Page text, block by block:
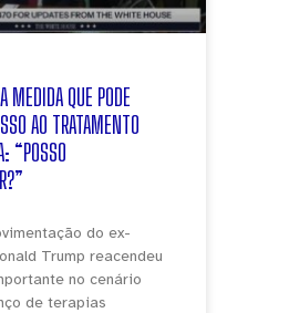
MEDIDA QUE PODE
AO TRATAMENTO
“POSSO
do ex-
Trump reacendeu
no cenário
de terapias